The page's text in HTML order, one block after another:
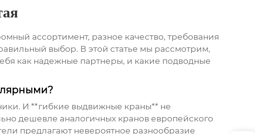
ассортимент, разное качество, требования
выбор. В этой статье мы рассмотрим,
как надежные партнеры, и какие подводные
И **гибкие выдвижные краны** не
дешевле аналогичных кранов европейского
предлагают невероятное разнообразие